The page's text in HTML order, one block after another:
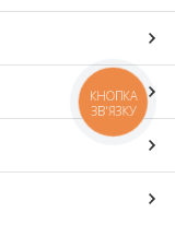
КНОПКА
ЗВ'ЯЗКУ